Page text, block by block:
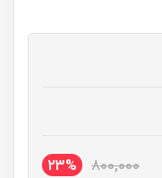
800,000
23%